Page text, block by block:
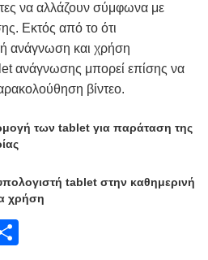
να αλλάζουν σύμφωνα με
Εκτός από το ότι
ανάγνωση και χρήση
ανάγνωσης μπορεί επίσης να
βίντεο.
των tablet για παράταση της
tablet στην καθημερινή
χρήση